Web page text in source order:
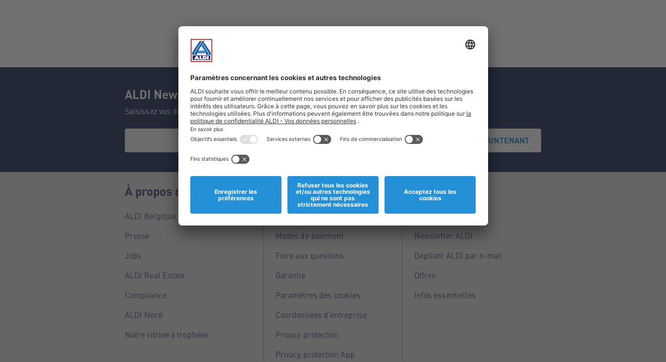
ALDI Newsletter
Saisissez vos données et ne manquez aucune de nos offres.
S'INSCRIRE MAINTENANT
À propos de nous
ALDI Belgique
Presse
Jobs
ALDI Real Estate
Compliance
ALDI Nord
Notre vitrine à trophées
Informations
Magasins
Modes de paiement
Foire aux questions
Garantie
Paramètres des cookies
Coordonnées d'entreprise
Privacy protection
Privacy protection App
Service
Points ALDI
Newsletter ALDI
Dépliant ALDI par e-mail
Offres
Infos essentielles